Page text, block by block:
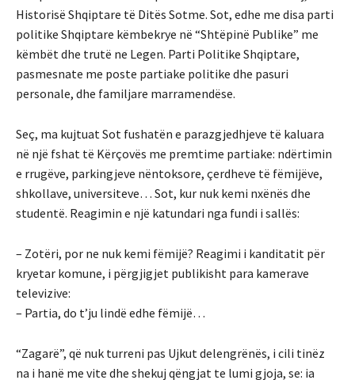
Historisë Shqiptare të Ditës Sotme. Sot, edhe me disa parti
politike Shqiptare këmbekrye në “Shtëpinë Publike” me
këmbët dhe trutë ne Legen. Parti Politike Shqiptare,
pasmesnate me poste partiake politike dhe pasuri
personale, dhe familjare marramendëse.
Seç, ma kujtuat Sot fushatën e parazgjedhjeve të kaluara
në një fshat të Kërçovës me premtime partiake: ndërtimin
e rrugëve, parkingjeve nëntoksore, çerdheve të fëmijëve,
shkollave, universiteve… Sot, kur nuk kemi nxënës dhe
studentë. Reagimin e një katundari nga fundi i sallës:
– Zotëri, por ne nuk kemi fëmijë? Reagimi i kanditatit për
kryetar komune, i përgjigjet publikisht para kamerave
televizive:
– Partia, do t’ju lindë edhe fëmijë…
“Zagarë”, që nuk turreni pas Ujkut delengrënës, i cili tinëz
na i hanë me vite dhe shekuj qëngjat te lumi gjoja, se: ia